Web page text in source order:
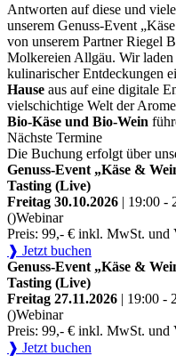
Antworten auf diese und
unserem Genuss-Event
von unserem Partner Riegel
Molkereien Allgäu. Wir
kulinarischer Entdeckungen
Hause aus auf eine digitale
vielschichtige Welt der
Bio-Käse und Bio-Wein
Nächste Termine
Die Buchung erfolgt über
Genuss-Event „Käse &
Tasting (Live)
Freitag 30.10.2026 | 19:00 -
()Webinar
Preis: 99,- € inkl. MwSt. und
❱ Jetzt buchen
Genuss-Event „Käse &
Tasting (Live)
Freitag 27.11.2026 | 19:00 -
()Webinar
Preis: 99,- € inkl. MwSt. und
❱ Jetzt buchen